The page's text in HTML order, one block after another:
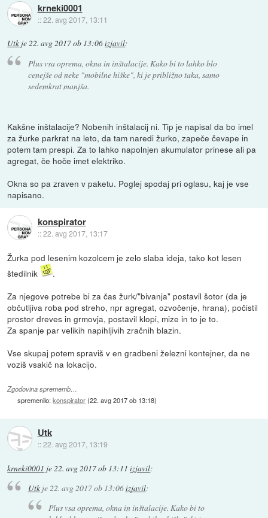
krneki0001
::22. avg 2017, 13:11
Utk je22. avg 2017 ob 13:06izjavil:
Plus vsa oprema, okna in inštalacije. Kako bi to lahko blo
cenejše od neke "mobilne hiške", ki je približno taka, samo
sedemkrat manjša.
Kakšne inštalacije? Nobenih inštalacij ni. Tip je napisal da bo imel
za žurke parkrat na leto, da tam naredi žurko, zapeče čevape in
potem tam prespi. Za to lahko napolnjen akumulator prinese ali pa
agregat, če hoče imet elektriko.
Okna so pa zraven v paketu. Poglej spodaj pri oglasu, kaj je vse
napisano.
konspirator
::22. avg 2017, 13:17
Žurka pod lesenim kozolcem je zelo slaba ideja, tako kot lesen
štedilnik
.
Za njegove potrebe bi za čas žurk/"bivanja" postavil šotor (da je
občutljiva roba pod streho, npr agregat, ozvočenje, hrana), počistil
prostor dreves in grmovja, postavil klopi, mize in to je to.
Za spanje par velikih napihljivih zračnih blazin.
Vse skupaj potem spraviš v en gradbeni železni kontejner, da ne
voziš vsakič na lokacijo.
Zgodovina sprememb…
spremenilo:konspirator(22. avg 2017 ob 13:18)
Utk
::22. avg 2017, 13:19
krneki0001 je22. avg 2017 ob 13:11 izjavil:
Utkje22. avg 2017 ob 13:06izjavil:
Plus vsa oprema, okna in inštalacije. Kako bi to